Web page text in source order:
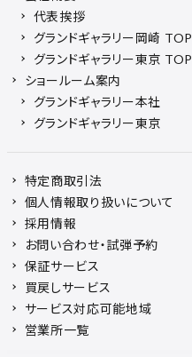
代表挨拶
グランドギャラリー岡崎 TOP
グランドギャラリー東京 TOP
ショールーム案内
グランドギャラリー本社
グランドギャラリー東京
特定商取引法
個人情報取り扱いについて
採用情報
お問い合わせ・試弾予約
保証サービス
買戻しサービス
サービス対応可能地域
営業所一覧